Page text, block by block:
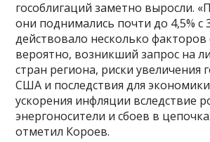
гособлигаций заметно выросли.
они поднимались почти до 4,5% с
действовало несколько
вероятно, возникший запрос на
стран региона, риски увеличения
США и последствия для
ускорения инфляции вследствие
энергоносители и сбоев в
отметил Короев.